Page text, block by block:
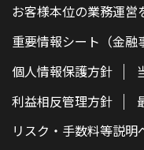
お客様本位の業務運
重要情報シート（金融
個人情報保護方針
利益相反管理方針
リスク・手数料等説明